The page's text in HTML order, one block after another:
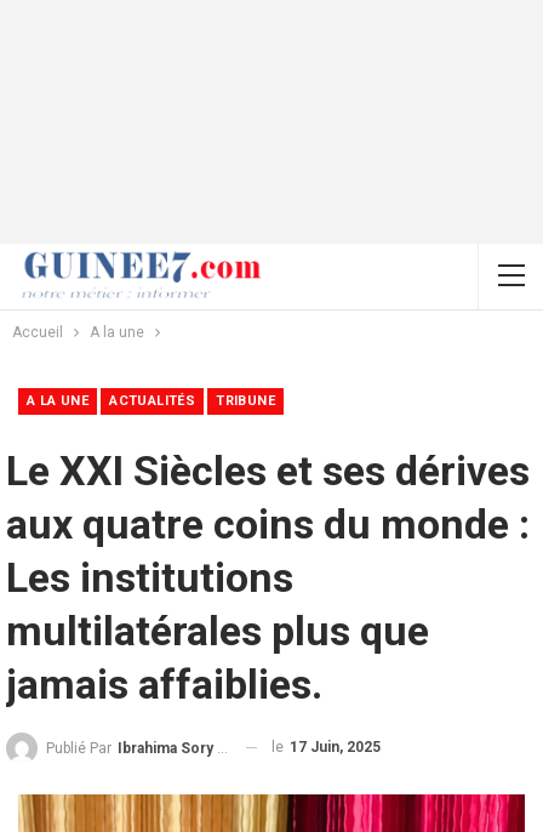
Accueil A la une
A LA UNE ACTUALITÉS TRIBUNE
Le XXI Siècles et ses dérives
aux quatre coins du monde :
Les institutions
multilatérales plus que
jamais affaiblies.
Publié Par Ibrahima Sory Diallo le 17 Juin, 2025